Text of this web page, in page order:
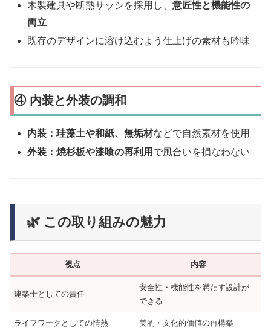
木製建具や断熱サッシを採用し、意匠性と機能性の
両立
既存のデザインに溶け込むよう仕上げの素材も吟味
④ 内装と外装の調和
内装：珪藻土や和紙、無垢材などで自然素材を使用
外装：焼杉板や漆喰の再利用 で風合いを損なわない
🌿 この取り組みの魅力
視点 内容
建築士としての責任
安全性・機能性を満たす設計が
できる
ライフワークとしての情熱 美的・文化的価値の再構築